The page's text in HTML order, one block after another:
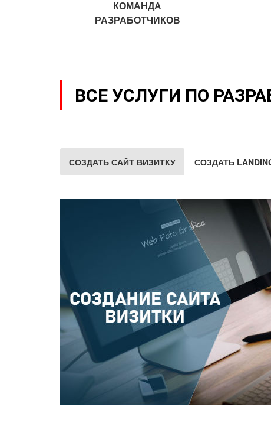
КОМАНДА
РАЗРАБОТЧИКОВ
ВСЕ УСЛУГИ ПО
СОЗДАТЬ САЙТ ВИЗИТКУ СОЗДАТЬ